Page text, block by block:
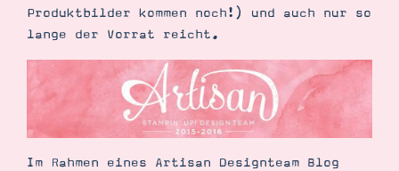
Angebote
Demonstrator werden
Produktbilder kommen noch!) und auch nur so
lange der Vorrat reicht.
Im Rahmen eines Artisan Designteam Blog